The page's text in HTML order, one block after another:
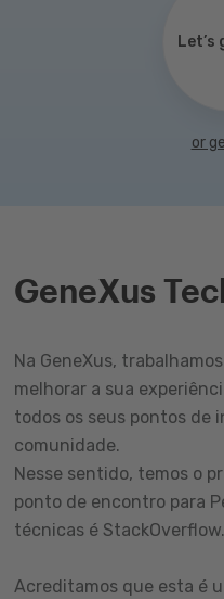
or
GeneXus
Na GeneXus,
melhorar a sua
todos os seus pontos de
comunidade.
Nesse sentido, temos o
ponto de encontro para
técnicas é StackOverflow.
Acreditamos que esta é